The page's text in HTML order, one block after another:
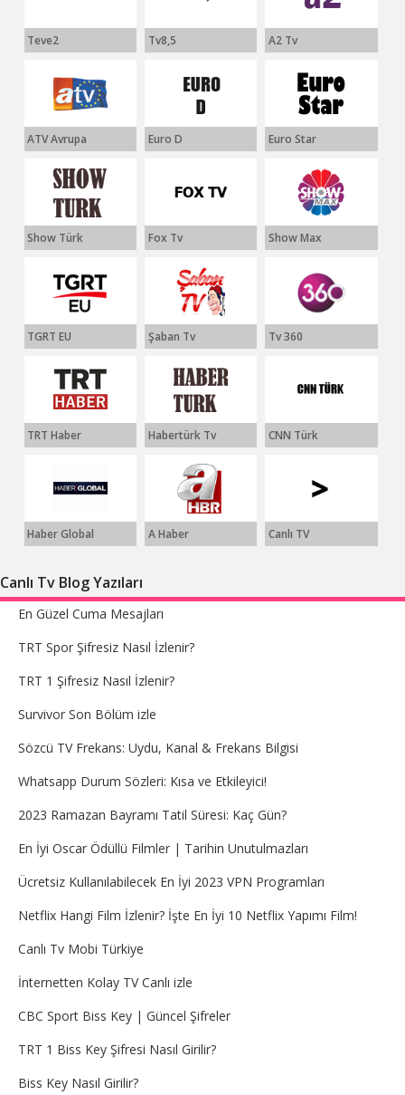
Teve2 Tv8,5 A2 Tv
ATV Avrupa Euro D Euro Star
Show Türk Fox Tv Show Max
TGRT EU Şaban Tv Tv 360
TRT Haber Habertürk Tv CNN Türk
Haber Global A Haber Canlı TV
Canlı Tv Blog Yazıları
En Güzel Cuma Mesajları
TRT Spor Şifresiz Nasıl İzlenir?
TRT 1 Şifresiz Nasıl İzlenir?
Survivor Son Bölüm izle
Sözcü TV Frekans: Uydu, Kanal & Frekans Bilgisi
Whatsapp Durum Sözleri: Kısa ve Etkileyici!
2023 Ramazan Bayramı Tatil Süresi: Kaç Gün?
En İyi Oscar Ödüllü Filmler | Tarihin Unutulmazları
Ücretsiz Kullanılabilecek En İyi 2023 VPN Programları
Netflix Hangi Film İzlenir? İşte En İyi 10 Netflix Yapımı Film!
Canlı Tv Mobi Türkiye
İnternetten Kolay TV Canlı izle
CBC Sport Biss Key | Güncel Şifreler
TRT 1 Biss Key Şifresi Nasıl Girilir?
Biss Key Nasıl Girilir?